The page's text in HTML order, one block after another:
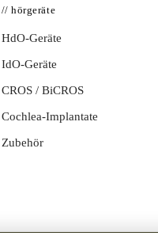
// hörgeräte
HdO-Geräte
IdO-Geräte
CROS / BiCROS
Cochlea-Implantate
Zubehör